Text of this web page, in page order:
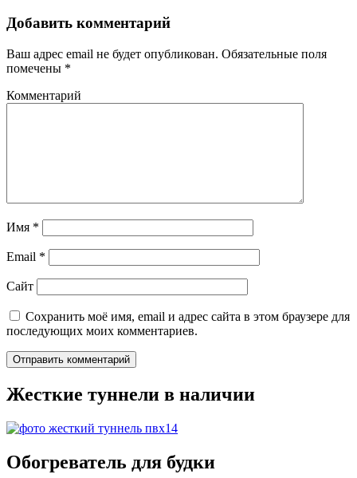
Добавить комментарий
Ваш адрес email не будет опубликован. Обязательные поля
помечены *
Комментарий
Имя *
Email *
Сайт
Сохранить моё имя, email и адрес сайта в этом браузере для
последующих моих комментариев.
Жесткие туннели в наличии
Обогреватель для будки